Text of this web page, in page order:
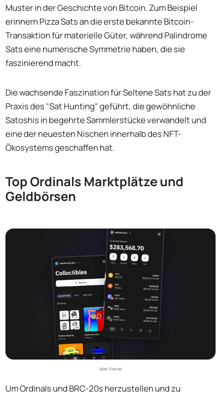
Muster in der Geschichte von Bitcoin. Zum Beispiel
erinnern Pizza Sats an die erste bekannte Bitcoin-
Transaktion für materielle Güter, während Palindrome
Sats eine numerische Symmetrie haben, die sie
faszinierend macht.
Die wachsende Faszination für Seltene Sats hat zu der
Praxis des "Sat Hunting" geführt, die gewöhnliche
Satoshis in begehrte Sammlerstücke verwandelt und
eine der neuesten Nischen innerhalb des NFT-
Ökosystems geschaffen hat.
Top Ordinals Marktplätze und
Geldbörsen
über Xverse
Um Ordinals und BRC-20s herzustellen und zu